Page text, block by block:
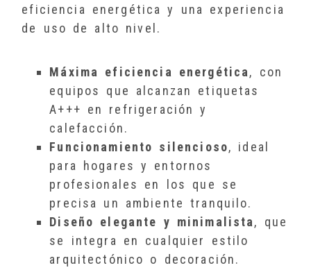
eficiencia energética y una experiencia
de uso de alto nivel.
Máxima eficiencia energética, con
equipos que alcanzan etiquetas
A+++ en refrigeración y
calefacción.
Funcionamiento silencioso, ideal
para hogares y entornos
profesionales en los que se
precisa un ambiente tranquilo.
Diseño elegante y minimalista, que
se integra en cualquier estilo
arquitectónico o decoración.